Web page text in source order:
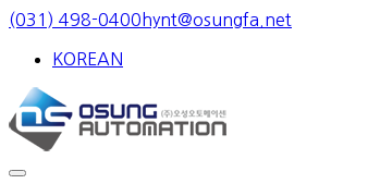
Skip
content
(031) 498-0400 hynt@osungfa.net
KOREAN